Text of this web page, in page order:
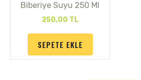
Biberiye Suyu 250 Ml
250,00 TL
SEPETE EKLE